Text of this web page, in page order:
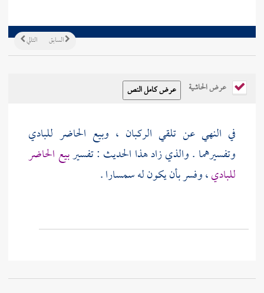
التالي السابق
عرض الحاشية
في النهي عن تلقي الركبان ، وبيع الحاضر للبادي
وتفسيرهما . والذي زاد هذا الحديث : تفسيربيع الحاضر
للبادي، وفسر بأن يكون له سمسارا .